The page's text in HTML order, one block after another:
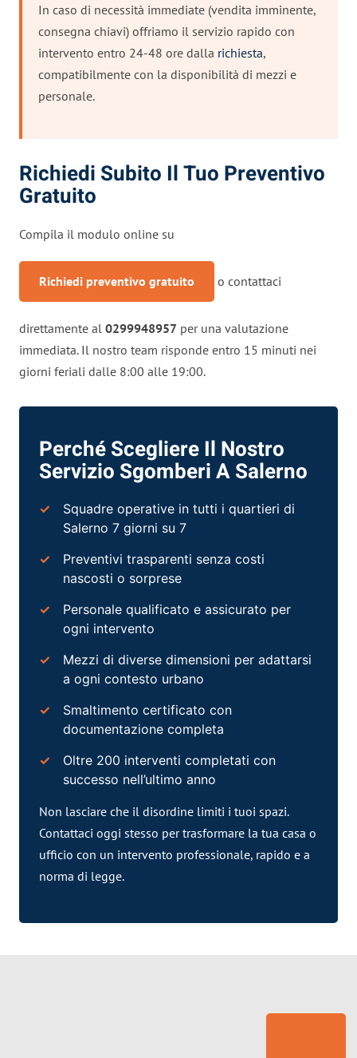
In caso di necessità immediate (vendita imminente,
consegna chiavi) offriamo il servizio rapido con
intervento entro 24-48 ore dalla richiesta,
compatibilmente con la disponibilità di mezzi e
personale.
Richiedi Subito Il Tuo Preventivo
Gratuito
Compila il modulo online su
Richiedi preventivo gratuito o contattaci
direttamente al 0299948957 per una valutazione
immediata. Il nostro team risponde entro 15 minuti nei
giorni feriali dalle 8:00 alle 19:00.
Perché Scegliere Il Nostro
Servizio Sgomberi A Salerno
Squadre operative in tutti i quartieri di
Salerno 7 giorni su 7
Preventivi trasparenti senza costi
nascosti o sorprese
Personale qualificato e assicurato per
ogni intervento
Mezzi di diverse dimensioni per adattarsi
a ogni contesto urbano
Smaltimento certificato con
documentazione completa
Oltre 200 interventi completati con
successo nell’ultimo anno
Non lasciare che il disordine limiti i tuoi spazi.
Contattaci oggi stesso per trasformare la tua casa o
ufficio con un intervento professionale, rapido e a
norma di legge.